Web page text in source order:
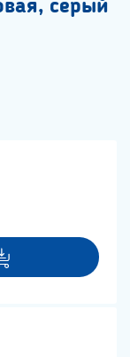
серый